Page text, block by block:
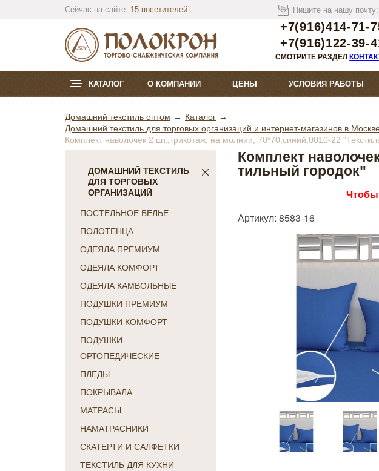
Сейчас на сайте: 15 посетителей Пишите на нашу почту:
+7(916)414-71-
+7(916)122-39-
СМОТРИТЕ РАЗДЕЛ
КАТАЛОГ О КОМПАНИИ ЦЕНЫ УСЛОВИЯ РАБОТЫ
Домашний текстиль оптом
Каталог
Домашний текстиль для торговых организаций и интернет-магазинов в
Комплект наволочек 2 шт.,трикотаж. на молнии, 70*70,синий,0010-22
ДОМАШНИЙ ТЕКСТИЛЬ
ДЛЯ ТОРГОВЫХ
ОРГАНИЗАЦИЙ
ПОСТЕЛЬНОЕ БЕЛЬЕ
ПОЛОТЕНЦА
ОДЕЯЛА ПРЕМИУМ
ОДЕЯЛА КОМФОРТ
ОДЕЯЛА КАМВОЛЬНЫЕ
ПОДУШКИ ПРЕМИУМ
ПОДУШКИ КОМФОРТ
ПОДУШКИ
ОРТОПЕДИЧЕСКИЕ
ПЛЕДЫ
ПОКРЫВАЛА
МАТРАСЫ
НАМАТРАСНИКИ
СКАТЕРТИ И САЛФЕТКИ
ТЕКСТИЛЬ ДЛЯ КУХНИ
Комплект
тильный городок"
Чтобы
Артикул: 8583-16